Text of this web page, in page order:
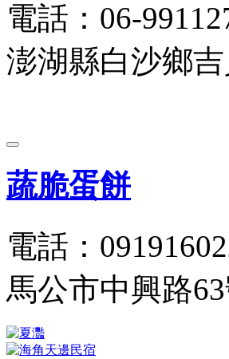
電話：06-
澎湖縣白沙鄉
蔬脆蛋餅
電話：
馬公市中興路